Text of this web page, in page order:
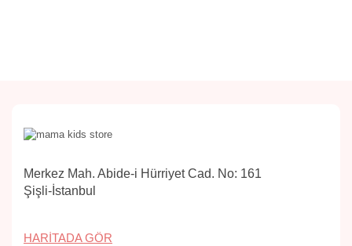
Merkez Mah. Abide-i Hürriyet Cad. No: 161
Şişli-İstanbul
HARITADA GÖR